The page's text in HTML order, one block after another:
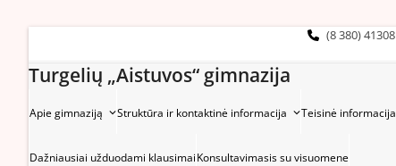
(8 380) 41308
Turgelių „Aistuvos“ gimnazija
Apie gimnaziją Struktūra ir kontaktinė informacija Teisinė informacija
Dažniausiai užduodami klausimaiKonsultavimasis su visuomene